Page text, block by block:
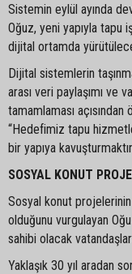
Sistemin eylül ayında
Oğuz, yeni yapıyla tapu
dijital ortamda
Dijital sistemlerin
arası veri paylaşımı ve
tamamlaması
“Hedefimiz tapu
bir yapıya
SOSYAL KONUT
Sosyal konut projelerinin
olduğunu vurgulayan
sahibi olacak
Yaklaşık 30 yıl aradan